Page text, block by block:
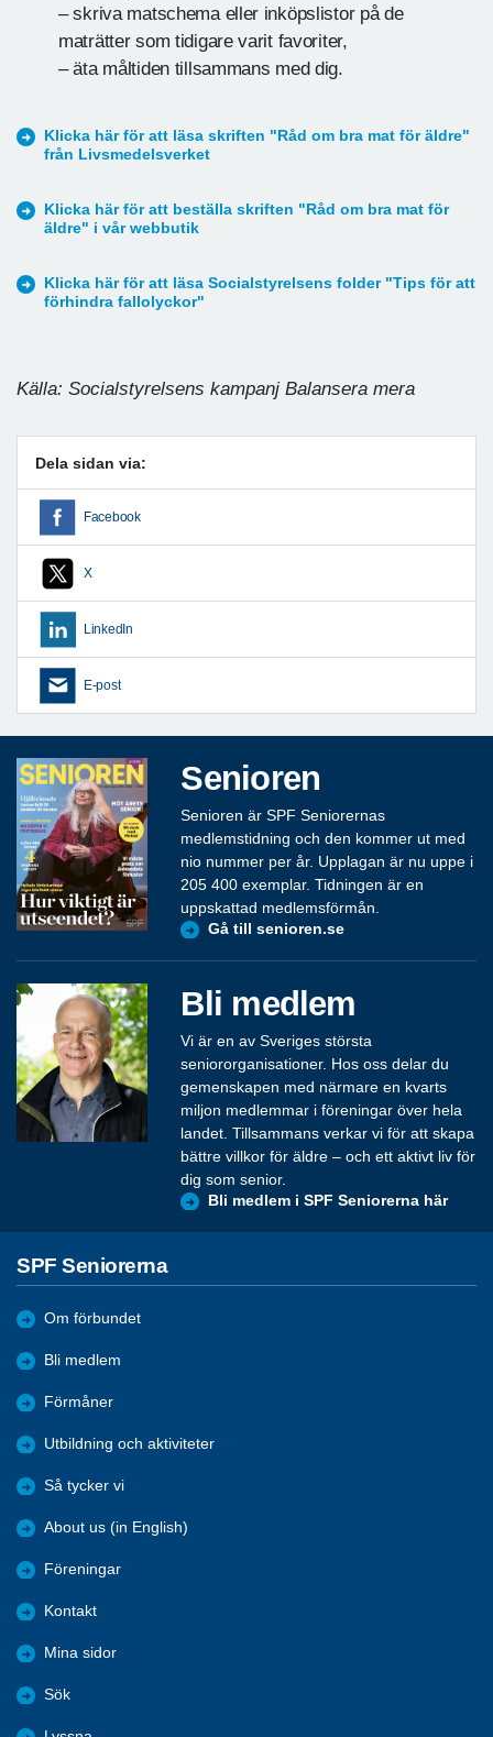
– skriva matschema eller inköpslistor på de
maträtter som tidigare varit favoriter,
– äta måltiden tillsammans med dig.
Klicka här för att läsa skriften "Råd om bra mat för äldre"
från Livsmedelsverket
Klicka här för att beställa skriften "Råd om bra mat för
äldre" i vår webbutik
Klicka här för att läsa Socialstyrelsens folder "Tips för att
förhindra fallolyckor"
Källa: Socialstyrelsens kampanj Balansera mera
Dela sidan via:
Facebook
X
LinkedIn
E-post
Senioren
Senioren är SPF Seniorernas
medlemstidning och den kommer ut med
nio nummer per år. Upplagan är nu uppe i
205 400 exemplar. Tidningen är en
uppskattad medlemsförmån.
Gå till senioren.se
Bli medlem
Vi är en av Sveriges största
seniororganisationer. Hos oss delar du
gemenskapen med närmare en kvarts
miljon medlemmar i föreningar över hela
landet. Tillsammans verkar vi för att skapa
bättre villkor för äldre – och ett aktivt liv för
dig som senior.
Bli medlem i SPF Seniorerna här
SPF Seniorerna
Om förbundet
Bli medlem
Förmåner
Utbildning och aktiviteter
Så tycker vi
About us (in English)
Föreningar
Kontakt
Mina sidor
Sök